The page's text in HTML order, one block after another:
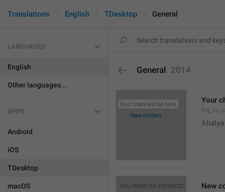
Translations English TDesktop General
LANGUAGES
English
Other languages...
APPS
Android
iOS
TDesktop
macOS
General 2014
Your
New